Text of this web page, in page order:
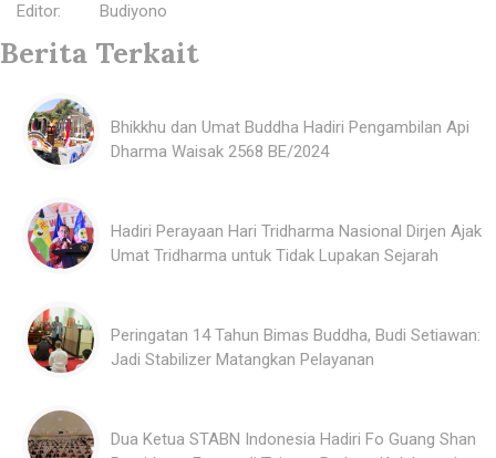
Editor: Budiyono
Berita Terkait
Bhikkhu dan Umat Buddha Hadiri Pengambilan Api
Dharma Waisak 2568 BE/2024
Hadiri Perayaan Hari Tridharma Nasional Dirjen Ajak
Umat Tridharma untuk Tidak Lupakan Sejarah
Peringatan 14 Tahun Bimas Buddha, Budi Setiawan:
Jadi Stabilizer Matangkan Pelayanan
Dua Ketua STABN Indonesia Hadiri Fo Guang Shan